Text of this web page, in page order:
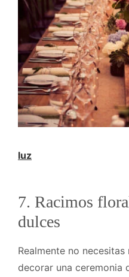
luz
7. Racimos
dulces
Realmente no
decorar una ceremonia